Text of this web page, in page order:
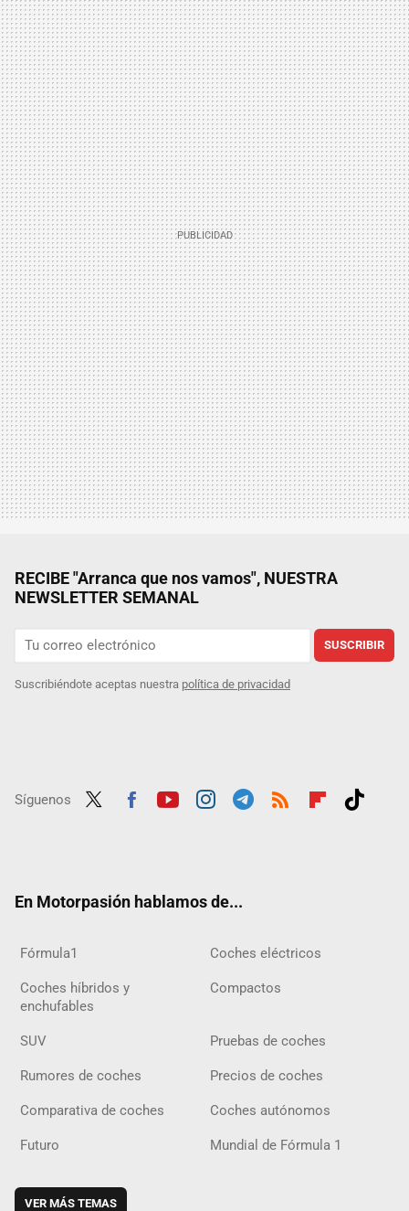
RECIBE "Arranca que nos vamos", NUESTRA
NEWSLETTER SEMANAL
SUSCRIBIR
Suscribiéndote aceptas nuestra política de privacidad
Síguenos
En Motorpasión hablamos de...
Fórmula1 Coches eléctricos
Coches híbridos y
enchufables
Compactos
SUV Pruebas de coches
Rumores de coches Precios de coches
Comparativa de coches Coches autónomos
Futuro Mundial de Fórmula 1
VER MÁS TEMAS